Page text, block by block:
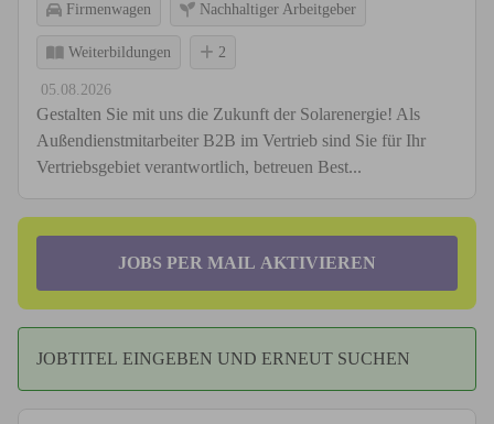
Firmenwagen Nachhaltiger Arbeitgeber
Weiterbildungen 2
05.08.2026
Gestalten Sie mit uns die Zukunft der Solarenergie! Als
Außendienstmitarbeiter B2B im Vertrieb sind Sie für Ihr
Vertriebsgebiet verantwortlich, betreuen Best...
JOBS PER MAIL AKTIVIEREN
JOBTITEL EINGEBEN UND ERNEUT SUCHEN